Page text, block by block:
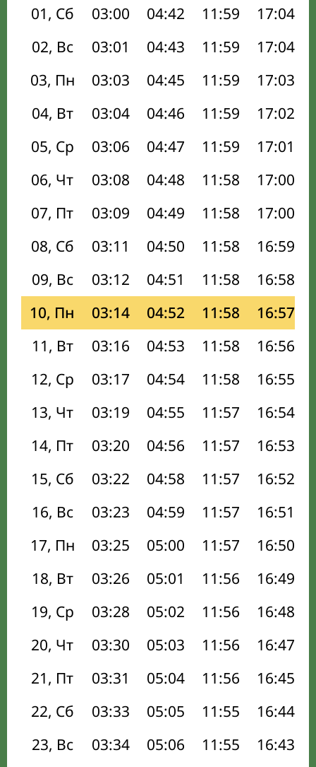
01, Сб 03:00 04:42 11:59 17:04
02, Вс
03:01 04:43 11:59 17:04
03, Пн
03:03 04:45 11:59 17:03
04, Вт
03:04 04:46 11:59 17:02
05, Ср
03:06 04:47 11:59 17:01
06, Чт
03:08 04:48 11:58 17:00
07, Пт
03:09 04:49 11:58 17:00
08, Сб
03:11 04:50 11:58 16:59
09, Вс
03:12 04:51 11:58 16:58
10, Пн
03:14 04:52 11:58 16:57
11, Вт
03:16 04:53 11:58 16:56
12, Ср
03:17 04:54 11:58 16:55
13, Чт
03:19 04:55 11:57 16:54
14, Пт
03:20 04:56 11:57 16:53
15, Сб
03:22 04:58 11:57 16:52
16, Вс
03:23 04:59 11:57 16:51
17, Пн
03:25 05:00 11:57 16:50
18, Вт
03:26 05:01 11:56 16:49
19, Ср
03:28 05:02 11:56 16:48
20, Чт
03:30 05:03 11:56 16:47
21, Пт
03:31 05:04 11:56 16:45
22, Сб
03:33 05:05 11:55 16:44
23, Вс
03:34 05:06 11:55 16:43